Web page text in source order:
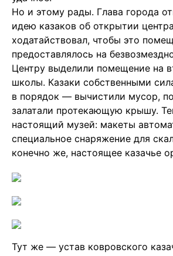
Но и этому рады. Глава города
идею казаков об открытии
ходатайствовал, чтобы это
предоставлялось на
Центру выделили помещение на
школы. Казаки собственными
в порядок — вычистили мусор,
залатали протекающую крышу.
настоящий музей: макеты
специальное снаряжение для
конечно же, настоящее казачье
Тут же — устав ковровского